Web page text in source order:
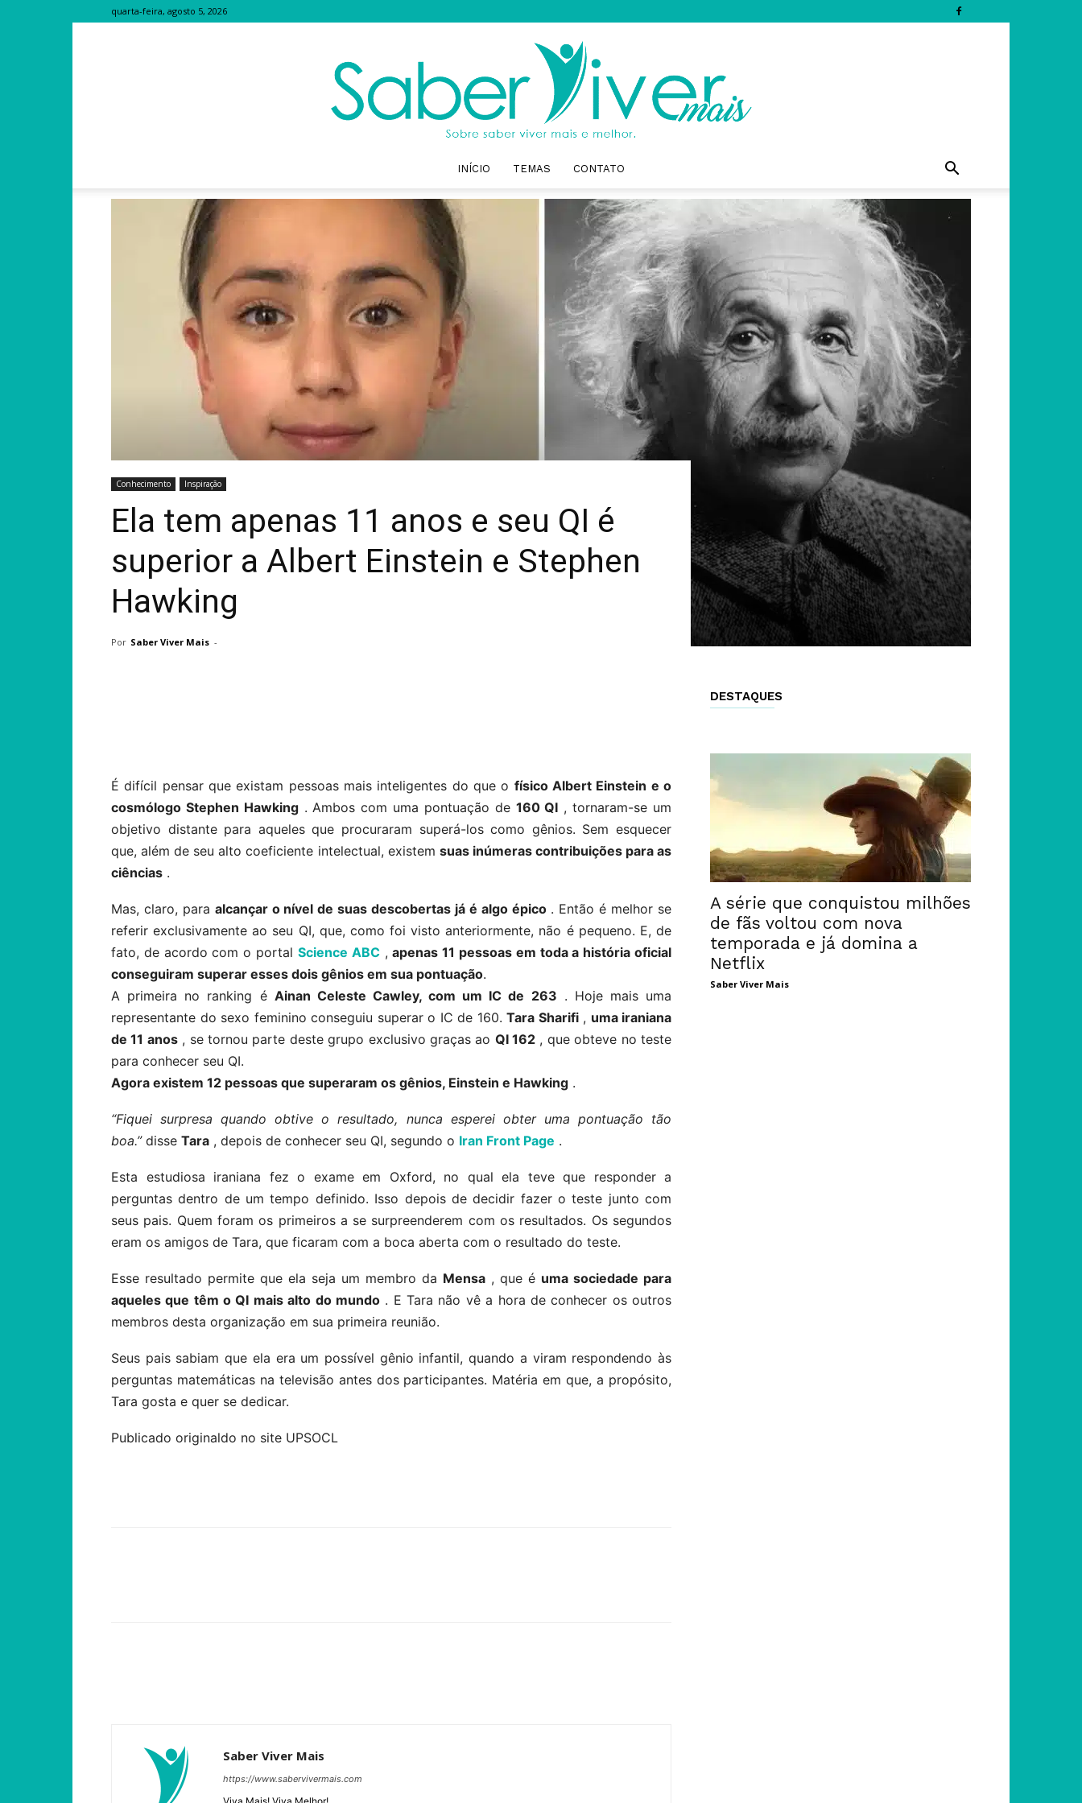
quarta-feira, agosto 5, 2026
Saber
Viver
INÍCIO TEMAS CONTATO
Conhecimento Inspiração
Ela tem apenas 11 anos e seu QI é
superior a Albert Einstein e Stephen
Hawking
Por Saber Viver Mais -
É difícil pensar que existam pessoas mais inteligentes do que o físico Albert Einstein e o
cosmólogo Stephen Hawking. Ambos com uma pontuação de 160 QI , tornaram-se um
objetivo distante para aqueles que procuraram superá-los como gênios. Sem esquecer
que, além de seu alto coeficiente intelectual, existem suas inúmeras contribuições para as
ciências .
Mas, claro, para alcançar o nível de suas descobertas já é algo épico. Então é melhor se
referir exclusivamente ao seu QI, que, como foi visto anteriormente, não é pequeno. E, de
fato, de acordo com o portal Science ABC,apenas 11 pessoas em toda a história oficial
conseguiram superar esses dois gênios em sua pontuação.
A primeira no ranking é Ainan Celeste Cawley, com um IC de 263 . Hoje mais uma
representante do sexo feminino conseguiu superar o IC de 160. Tara Sharifi, uma iraniana
de 11 anos, se tornou parte deste grupo exclusivo graças ao QI 162 , que obteve no teste
para conhecer seu QI.
Agora existem 12 pessoas que superaram os gênios, Einstein e Hawking .
“Fiquei surpresa quando obtive o resultado, nunca esperei obter uma pontuação tão
boa.”disse Tara , depois de conhecer seu QI, segundo o Iran Front Page .
Esta estudiosa iraniana fez o exame em Oxford, no qual ela teve que responder a
perguntas dentro de um tempo definido. Isso depois de decidir fazer o teste junto com
seus pais. Quem foram os primeiros a se surpreenderem com os resultados. Os segundos
eram os amigos de Tara, que ficaram com a boca aberta com o resultado do teste.
Esse resultado permite que ela seja um membro da Mensa , que é uma sociedade para
aqueles que têm o QI mais alto do mundo. E Tara não vê a hora de conhecer os outros
membros desta organização em sua primeira reunião.
Seus pais sabiam que ela era um possível gênio infantil, quando a viram respondendo às
perguntas matemáticas na televisão antes dos participantes. Matéria em que, a propósito,
Tara gosta e quer se dedicar.
Publicado originaldo no site UPSOCL
Saber Viver Mais
https://www.sabervivermais.com
DESTAQUES
A série que conquistou milhões
de fãs voltou com nova
temporada e já domina a
Netflix
Saber Viver Mais